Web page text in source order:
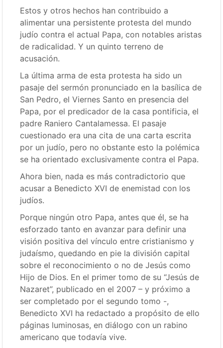
Estos y otros hechos han contribuido a
alimentar una persistente protesta del mundo
judío contra el actual Papa, con notables aristas
de radicalidad. Y un quinto terreno de
acusación.
La última arma de esta protesta ha sido un
pasaje del sermón pronunciado en la basílica de
San Pedro, el Viernes Santo en presencia del
Papa, por el predicador de la casa pontificia, el
padre Raniero Cantalamessa. El pasaje
cuestionado era una cita de una carta escrita
por un judío, pero no obstante esto la polémica
se ha orientado exclusivamente contra el Papa.
Ahora bien, nada es más contradictorio que
acusar a Benedicto XVI de enemistad con los
judíos.
Porque ningún otro Papa, antes que él, se ha
esforzado tanto en avanzar para definir una
visión positiva del vínculo entre cristianismo y
judaísmo, quedando en pie la división capital
sobre el reconocimiento o no de Jesús como
Hijo de Dios. En el primer tomo de su “Jesús de
Nazaret”, publicado en el 2007 – y próximo a
ser completado por el segundo tomo -,
Benedicto XVI ha redactado a propósito de ello
páginas luminosas, en diálogo con un rabino
americano que todavía vive.